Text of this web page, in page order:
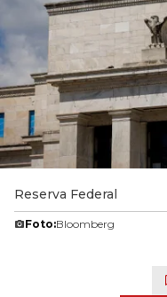
Reserva Federal
Foto:Bloomberg